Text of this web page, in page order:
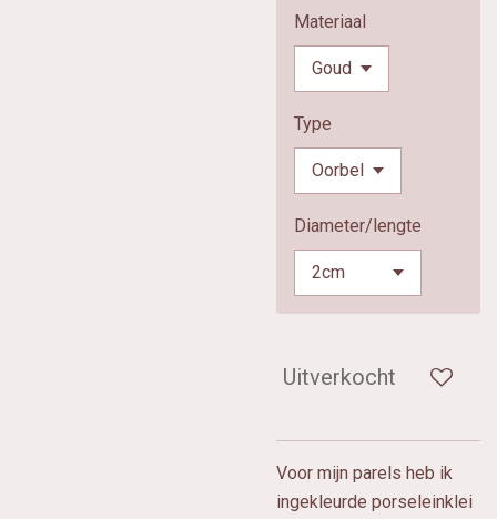
Materiaal
Type
Diameter/lengte
Uitverkocht
Voor mijn parels heb ik
ingekleurde porseleinklei